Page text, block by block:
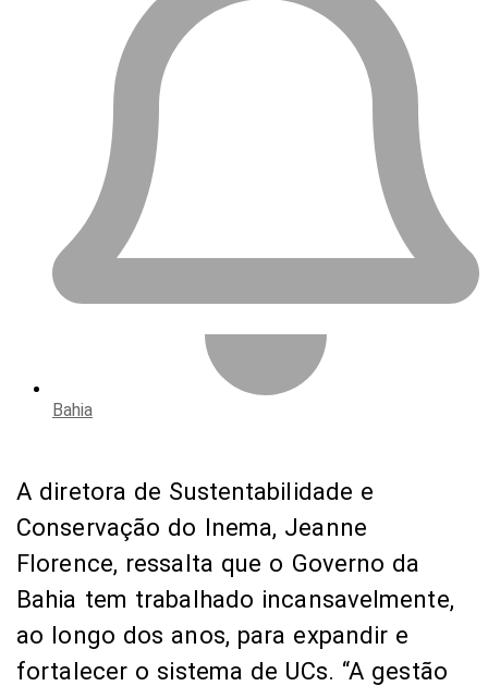
Bahia
A diretora de Sustentabilidade e
Conservação do Inema, Jeanne
Florence, ressalta que o Governo da
Bahia tem trabalhado incansavelmente,
ao longo dos anos, para expandir e
fortalecer o sistema de UCs. “A gestão